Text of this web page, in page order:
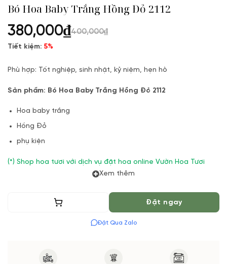
Bó Hoa Baby Trắng Hồng Đỏ 2112
380,000₫400,000₫
Tiết kiệm: 5%
Phù hợp: Tốt nghiệp, sinh nhật, kỷ niệm, hẹn hò
Sản phẩm: Bó Hoa Baby Trắng Hồng Đỏ 2112
Hoa baby trắng
Hồng Đỏ
phụ kiện
(*) Shop hoa tươi với dịch vụ đặt hoa online Vườn Hoa Tươi
đảm bảo phong cách cắm, tone màu sắc. Nếu có thay đổi về
hàng xác nhận trước khi cắm hay bó.
Xem thêm
Thêm vào giỏ Đặt ngay
Đặt Qua Zalo